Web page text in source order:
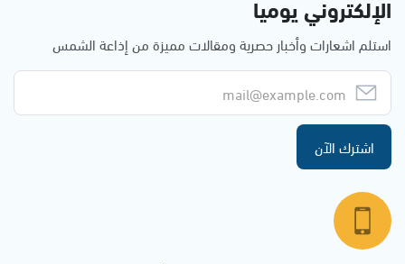
الإلكتروني يوميا
استلم اشعارات وأخبار حصرية ومقالات مميزة من إذاعة الشمس
اشترك الآن